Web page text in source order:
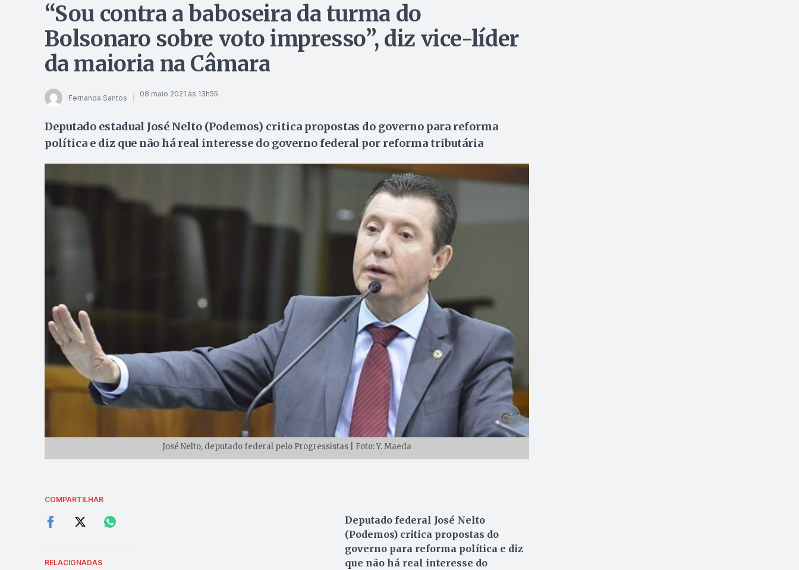
“Sou contra a baboseira da turma do
Bolsonaro sobre voto impresso”, diz vice-líder
da maioria na Câmara
Fernanda Santos 08 maio 2021 às 13h55
Deputado estadual José Nelto (Podemos) critica propostas do governo para reforma
política e diz que não há real interesse do governo federal por reforma tributária
José Nelto, deputado federal pelo Progressistas | Foto: Y. Maeda
COMPARTILHAR
RELACIONADAS
Deputado federal José Nelto
(Podemos) critica propostas do
governo para reforma política e diz
que não há real interesse do